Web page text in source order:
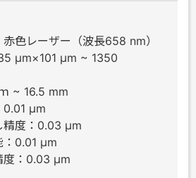
色レーザー（波長658 nm）
μm×101 μm ~ 1350
~ 16.5 mm
0.01 μm
精度：0.03 μm
：0.01 μm
度：0.03 μm